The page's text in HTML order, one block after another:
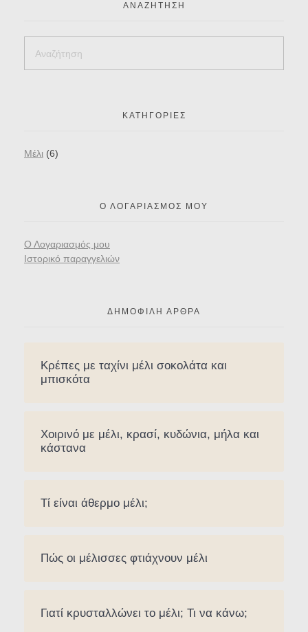
ΑΝΑΖΉΤΗΣΗ
ΚΑΤΗΓΟΡΊΕΣ
Mέλι (6)
Ο ΛΟΓΑΡΙΑΣΜΌΣ ΜΟΥ
Ο Λογαριασμός μου
Ιστορικό παραγγελιών
ΔΗΜΟΦΙΛΉ ΆΡΘΡΑ
Κρέπες με ταχίνι μέλι σοκολάτα και
μπισκότα
Χοιρινό με μέλι, κρασί, κυδώνια, μήλα και
κάστανα
Τί είναι άθερμο μέλι;
Πώς οι μέλισσες φτιάχνουν μέλι
Γιατί κρυσταλλώνει το μέλι; Τι να κάνω;